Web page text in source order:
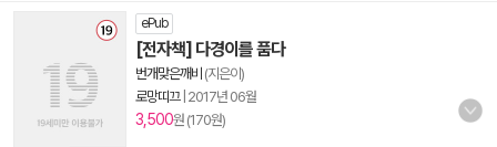
ePub
[전자책] 다경이를 품다
번개맞은깨비 (지은이)
로망띠끄| 2017년 06월
3,500원 (170원)